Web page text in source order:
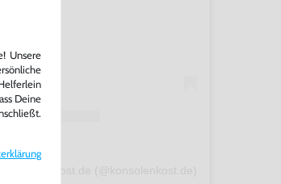
Unsere
Deine